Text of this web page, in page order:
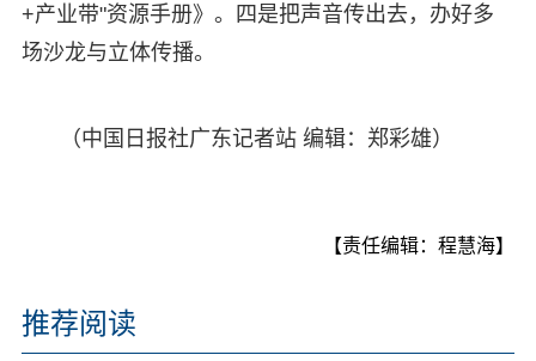
+产业带"资源手册》。四是把声音传出去，办好多
场沙龙与立体传播。
（中国日报社广东记者站 编辑：郑彩雄）
【责任编辑：程慧海】
推荐阅读